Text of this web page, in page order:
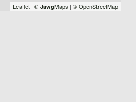
Leaflet | © JawgMaps | © OpenStreetMap